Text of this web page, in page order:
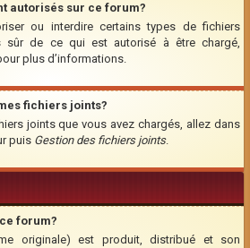
autorisés sur ce forum?
ou interdire certains types de fichiers
sûr de ce qui est autorisé à être chargé,
plus d’informations.
fichiers joints?
joints que vous avez chargés, allez dans
puis Gestion des fichiers joints.
forum?
originale) est produit, distribué et son